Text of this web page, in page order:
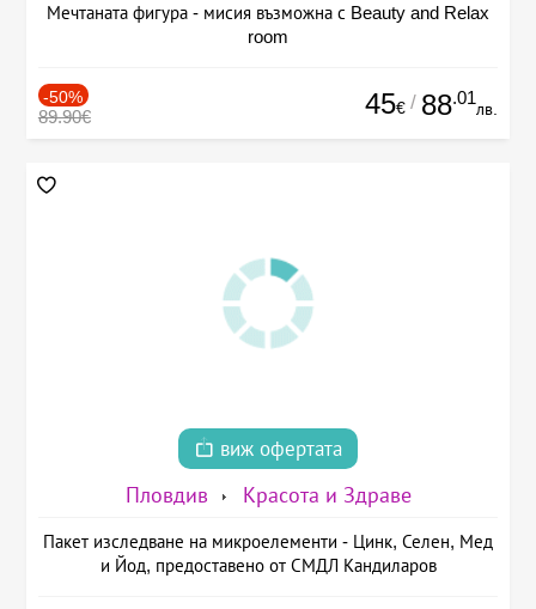
Мечтаната фигура - мисия възможна с Beauty and Relax
room
-50%
89.90€ 45€ / 88.01
лв.
виж офертата
Пловдив Красота и Здраве
Пакет изследване на микроелементи - Цинк, Селен, Мед
и Йод, предоставено от СМДЛ Кандиларов